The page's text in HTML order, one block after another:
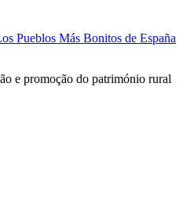
Pueblos Más Bonitos de España
e promoção do património rural